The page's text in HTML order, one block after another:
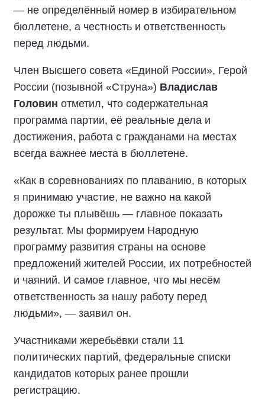
— не определённый номер в избирательном
бюллетене, а честность и ответственность
перед людьми.
Член Высшего совета «Единой России», Герой
России (позывной «Струна») Владислав
Головин отметил, что содержательная
программа партии, её реальные дела и
достижения, работа с гражданами на местах
всегда важнее места в бюллетене.
«Как в соревнованиях по плаванию, в которых
я принимаю участие, не важно на какой
дорожке ты плывёшь — главное показать
результат. Мы формируем Народную
программу развития страны на основе
предложений жителей России, их потребностей
и чаяний. И самое главное, что мы несём
ответственность за нашу работу перед
людьми», — заявил он.
Участниками жеребьёвки стали 11
политических партий, федеральные списки
кандидатов которых ранее прошли
регистрацию.